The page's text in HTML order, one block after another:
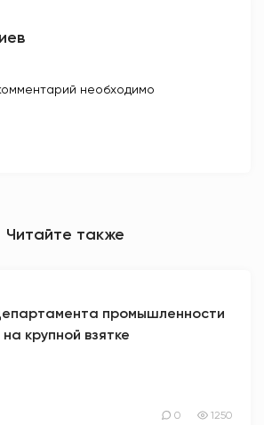
необходимо
Читайте также
промышленности
крупной взятке
0 1250